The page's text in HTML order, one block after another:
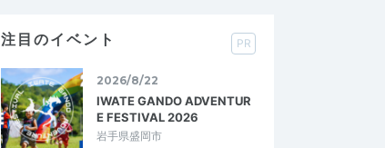
注目のイベント PR
2026/8/22
IWATE GANDO ADVENTUR
E FESTIVAL 2026
岩手県盛岡市